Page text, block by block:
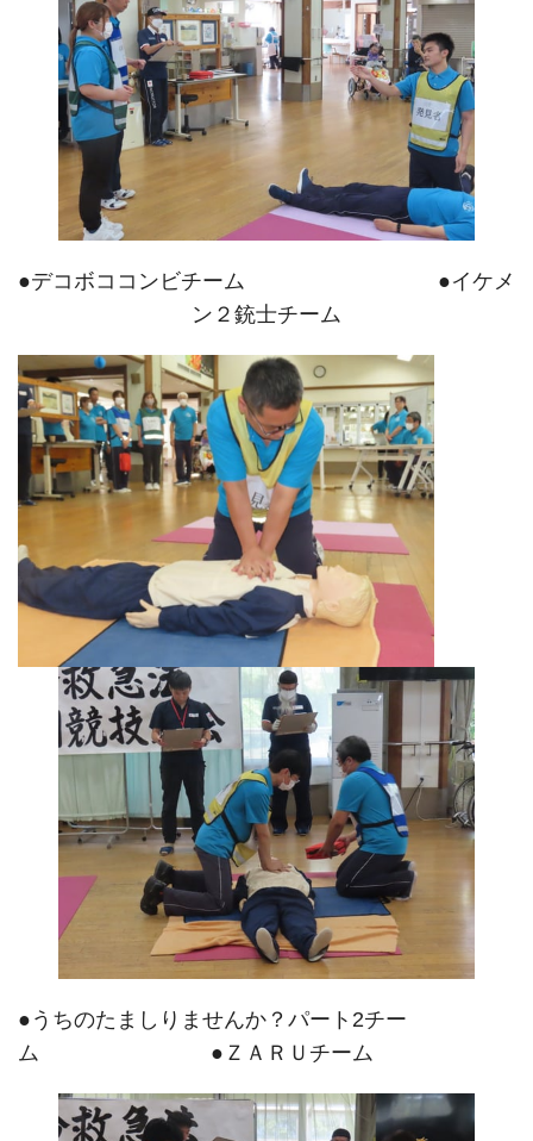
●デコボココンビチーム ●イケメ
ン２銃士チーム
●うちのたましりませんか？パート2チー
ム ●ＺＡＲＵチーム